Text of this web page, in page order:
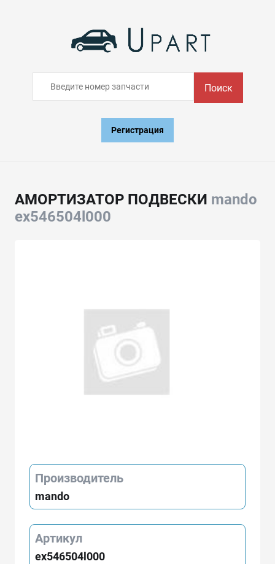
Поиск
Регистрация
АМОРТИЗАТОР ПОДВЕСКИ mando
ex546504l000
Производитель
mando
Артикул
ex546504l000